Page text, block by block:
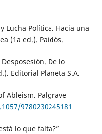
Lucha Política. Hacia una
(1a ed.). Paidós.
De lo
Editorial Planeta S.A.
Ableism. Palgrave
9780230245181
lo que falta?”